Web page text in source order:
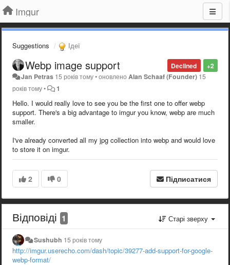
Imgur
Suggestions Ідеї
+2
Declined
Webp image support
Jan Petras 15 років тому•оновлено Alan Schaaf (Founder) 15
років тому• 1
Hello. I would really love to see you be the first one to offer webp
support. There's a big advantage to imgur you know, webp are much
smaller.
I've already converted all my jpg collection into webp and would love
to store it on imgur.
2 0 Підписатися
Відповіді 1 Старі зверху
Sushubh 15 років тому
http://imgur.userecho.com/dash/topic/39277-add-support-for-google-
webp-format/